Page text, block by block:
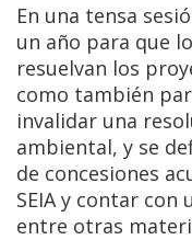
En una tensa
un año para que
resuelvan los
como también
invalidar una
ambiental, y se
de concesiones
SEIA y contar con
entre otras